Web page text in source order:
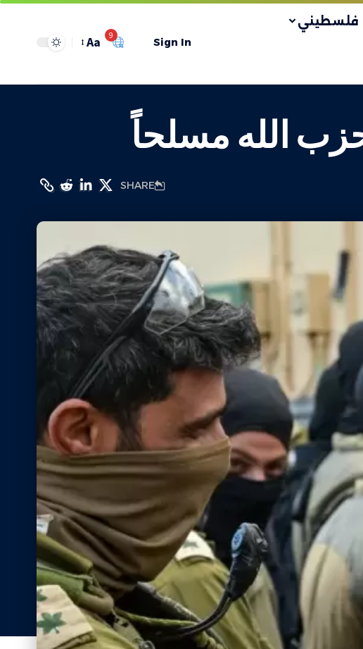
فلسطيني
Sign In
9
Aa
الله مسلحاً
SHARE